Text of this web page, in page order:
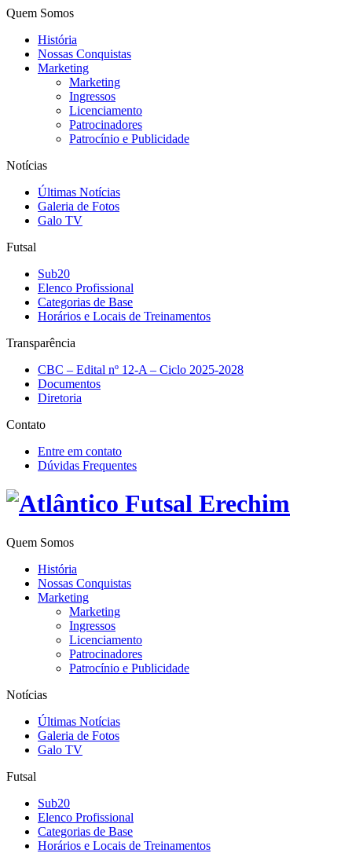
Quem Somos
História
Nossas Conquistas
Marketing
Marketing
Ingressos
Licenciamento
Patrocinadores
Patrocínio e Publicidade
Notícias
Últimas Notícias
Galeria de Fotos
Galo TV
Futsal
Sub20
Elenco Profissional
Categorias de Base
Horários e Locais de Treinamentos
Transparência
CBC – Edital nº 12-A – Ciclo 2025-2028
Documentos
Diretoria
Contato
Entre em contato
Dúvidas Frequentes
Quem Somos
História
Nossas Conquistas
Marketing
Marketing
Ingressos
Licenciamento
Patrocinadores
Patrocínio e Publicidade
Notícias
Últimas Notícias
Galeria de Fotos
Galo TV
Futsal
Sub20
Elenco Profissional
Categorias de Base
Horários e Locais de Treinamentos